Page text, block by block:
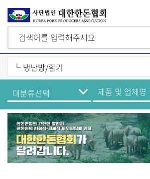
단
모
바
일
메
뉴
기
업
정
메
뉴